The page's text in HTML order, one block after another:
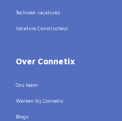
Techniek vacatures
Vacature Constructeur
Over Connetix
Ons team
Werken bij Connetix
Blogs